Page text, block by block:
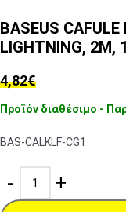
BASEUS
LIGHTNING,
4,82€
Προϊόν διαθέσιμο -
BAS-CALKLF-CG1